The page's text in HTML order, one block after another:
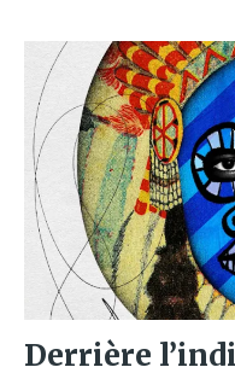
Derrière